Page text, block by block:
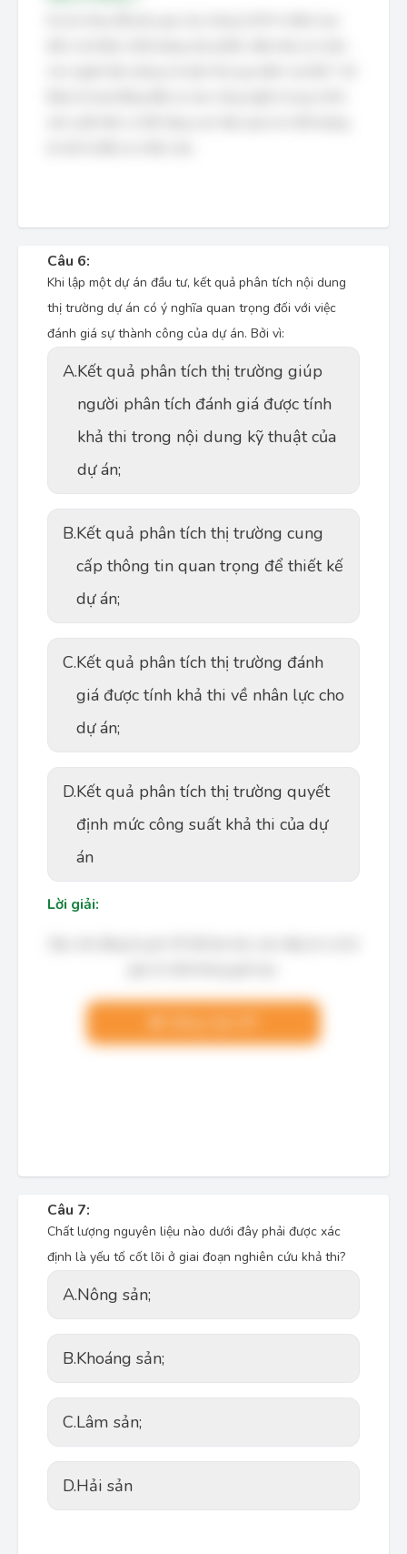
Câu 6:
Khi lập một dự án đầu tư, kết quả phân tích nội dung
thị trường dự án có ý nghĩa quan trọng đối với việc
đánh giá sự thành công của dự án. Bởi vì:
A.Kết quả phân tích thị trường giúp
người phân tích đánh giá được tính
khả thi trong nội dung kỹ thuật của
dự án;
B.Kết quả phân tích thị trường cung
cấp thông tin quan trọng để thiết kế
dự án;
C.Kết quả phân tích thị trường đánh
giá được tính khả thi về nhân lực cho
dự án;
D.Kết quả phân tích thị trường quyết
định mức công suất khả thi của dự
án
Lời giải:
Câu 7:
Chất lượng nguyên liệu nào dưới đây phải được xác
định là yếu tố cốt lõi ở giai đoạn nghiên cứu khả thi?
A.Nông sản;
B.Khoáng sản;
C.Lâm sản;
D.Hải sản